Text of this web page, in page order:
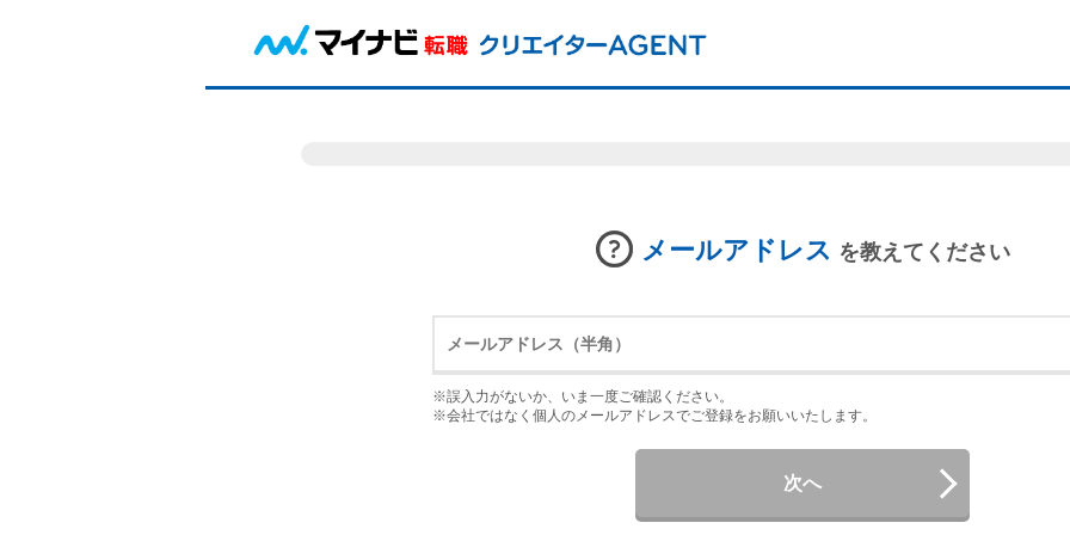
メールアドレス を教えてください
※誤入力がないか、いま一度ご確認ください。
※会社ではなく個人のメールアドレスでご登録をお願いいたします。
次へ